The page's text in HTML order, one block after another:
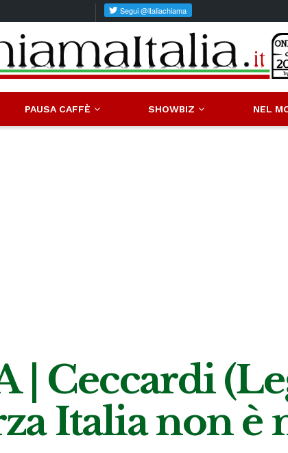
PAUSA CAFFÈ SHOWBIZ NEL
Ceccardi
Italia non è